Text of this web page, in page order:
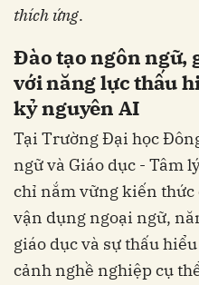
thích ứng.
Đào tạo ngôn ngữ,
với năng lực thấu
kỷ nguyên AI
Tại Trường Đại học
ngữ và Giáo dục - Tâm
chỉ nắm vững kiến
vận dụng ngoại ngữ,
giáo dục và sự thấu
cảnh nghề nghiệp cụ